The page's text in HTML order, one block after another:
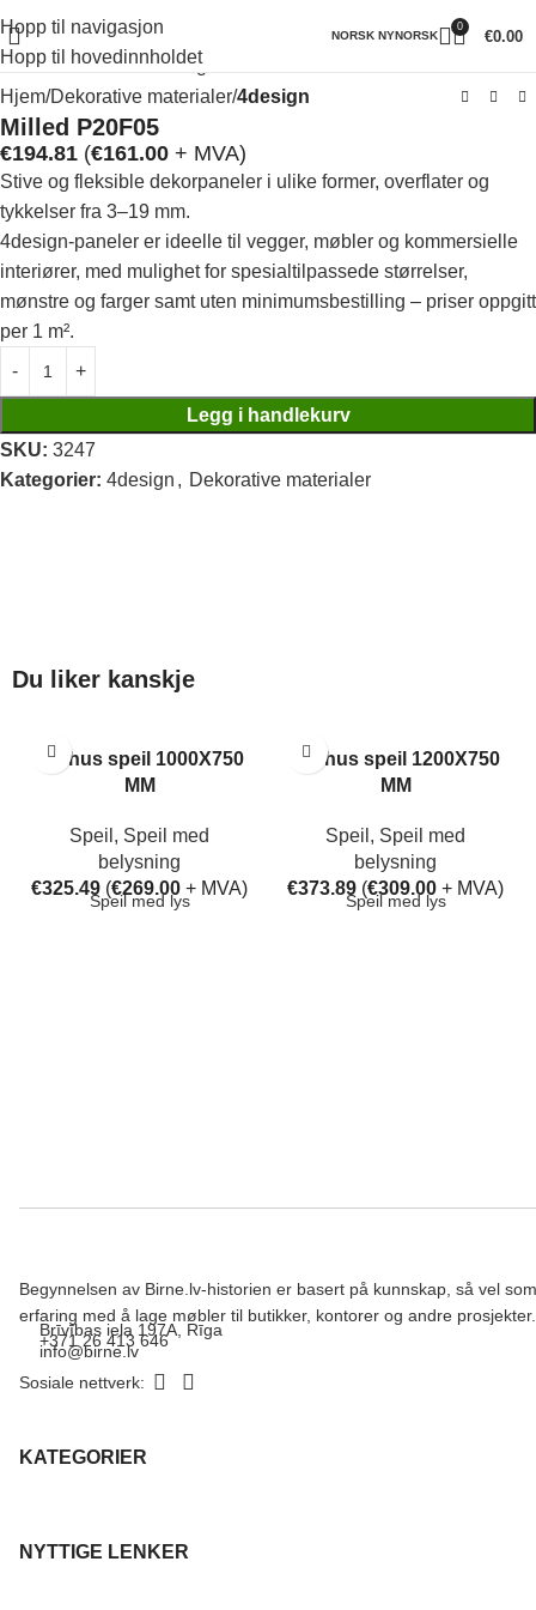
Hopp til navigasjon
Hopp til hovedinnholdet
NORSK NYNORSK
0
€0.00
Klikk for å forstørre
Hjem Dekorative materialer 4design
Milled P20F05
€194.81 (€161.00 + MVA)
Stive og fleksible dekorpaneler i ulike former, overflater og
tykkelser fra 3–19 mm.
4design-paneler er ideelle til vegger, møbler og kommersielle
interiører, med mulighet for spesialtilpassede størrelser,
mønstre og farger samt uten minimumsbestilling – priser oppgitt
per 1 m².
Legg i handlekurv
SKU: 3247
Kategorier: 4design , Dekorative materialer
Du liker kanskje
Aarhus speil 1000X750
MM
Speil , Speil med
belysning
€325.49 (€269.00 + MVA)
Speil med lys
Aarhus speil 1200X750
MM
Speil , Speil med
belysning
€373.89 (€309.00 + MVA)
Speil med lys
Begynnelsen av Birne.lv-historien er basert på kunnskap, så vel som
erfaring med å lage møbler til butikker, kontorer og andre prosjekter.
Brīvības iela 197A, Rīga
+371 26 413 646
info@birne.lv
Sosiale nettverk:
KATEGORIER
NYTTIGE LENKER